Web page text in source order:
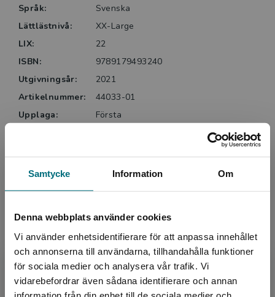
Samtycke Information Om
Denna webbplats använder cookies
Vi använder enhetsidentifierare för att anpassa innehållet
och annonserna till användarna, tillhandahålla funktioner
för sociala medier och analysera vår trafik. Vi
vidarebefordrar även sådana identifierare och annan
Begränsad fraktregion
Språk:
Svenska
Lättlästnivå:
XX-Large
LIX:
22
ISBN:
9789179493240
Utgivningsår:
2021
Artikelnummer:
44033-01
Upplaga:
Första
Upphovspersoner